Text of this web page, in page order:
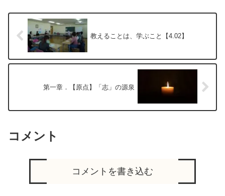
教えることは、学ぶこと【4.02】
第一章．【原点】「志」の源泉
コメント
コメントを書き込む